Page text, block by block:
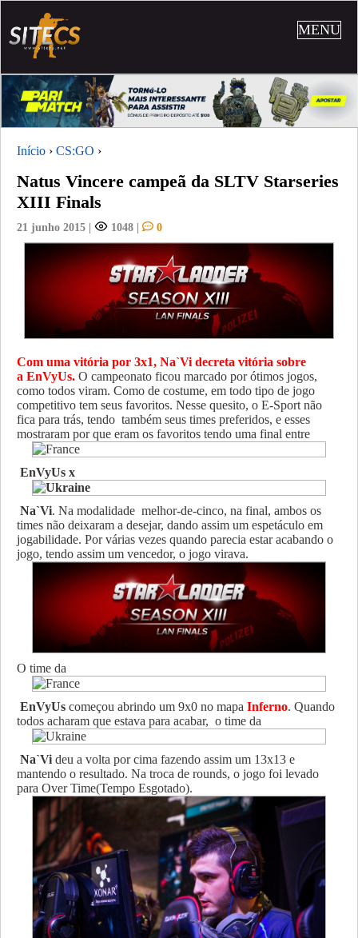
MENU
Início › CS:GO ›
Natus Vincere campeã da SLTV Starseries
XIII Finals
21 junho 2015 | 1048 | 0
Com uma vitória por 3x1, Na`Vi decreta vitória sobre
a EnVyUs. O campeonato ficou marcado por ótimos jogos,
como todos viram. Como de costume, em todo tipo de jogo
competitivo tem seus favoritos. Nesse quesito, o E-Sport não
fica para trás, tendo também seus times preferidos, e esses
mostraram por que eram os favoritos tendo uma final entre
EnVyUs x
Na`Vi. Na modalidade melhor-de-cinco, na final, ambos os
times não deixaram a desejar, dando assim um espetáculo em
jogabilidade. Por várias vezes quando parecia estar acabando o
jogo, tendo assim um vencedor, o jogo virava.
O time da
EnVyUs começou abrindo um 9x0 no mapa Inferno. Quando
todos acharam que estava para acabar, o time da
Na`Videu a volta por cima fazendo assim um 13x13 e
mantendo o resultado. Na troca de rounds, o jogo foi levado
para Over Time(Tempo Esgotado).